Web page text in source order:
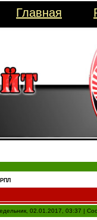
Главная
РПЛ
02.01.2017, 03:37 |